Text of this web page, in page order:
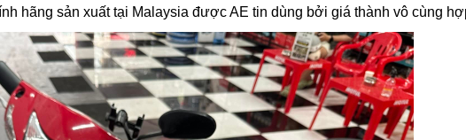
hãng sản xuất tại Malaysia được AE tin dùng bởi giá thành vô cùng